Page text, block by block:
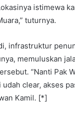
istimewa
tuturnya.
infrastruktur
memuluskan
“Nanti Pak
clear, akses
Kamil. [*]